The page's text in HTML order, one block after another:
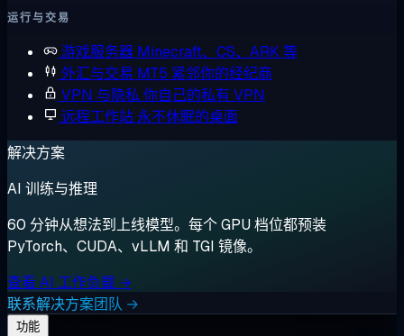
运行与交易
游戏服务器 Minecraft、CS、ARK 等
外汇与交易 MT5 紧邻你的经纪商
VPN 与隐私 你自己的私有 VPN
远程工作站 永不休眠的桌面
解决方案
AI 训练与推理
60 分钟从想法到上线模型。每个 GPU 档位都预装
PyTorch、CUDA、vLLM 和 TGI 镜像。
查看 AI 工作负载 →
联系解决方案团队 →